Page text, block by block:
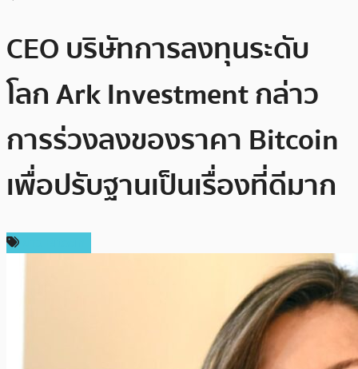
CEO บริษัทการลงทุนระดับ
โลก Ark Investment กล่าว
การร่วงลงของราคา Bitcoin
เพื่อปรับฐานเป็นเรื่องที่ดีมาก